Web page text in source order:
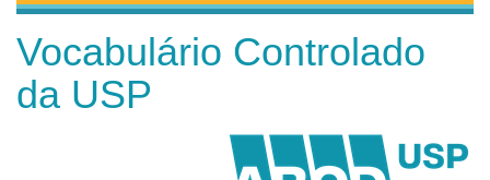
Vocabulário Controlado
da USP